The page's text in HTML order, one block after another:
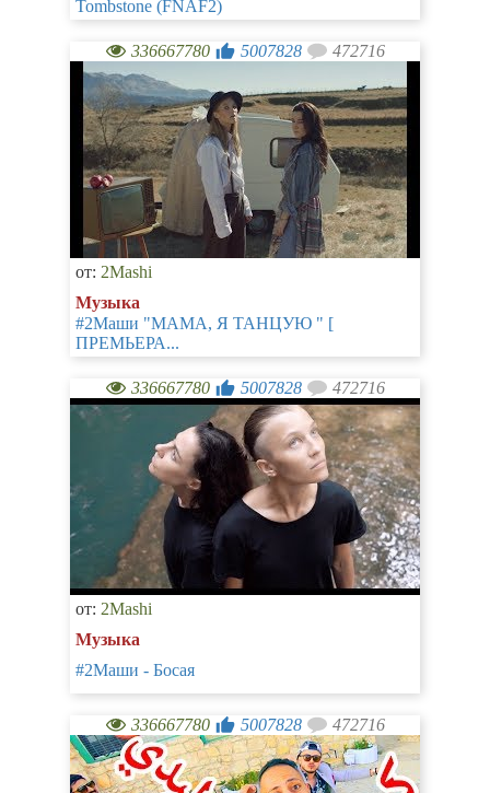
Tombstone (FNAF2)
336667780 5007828 472716
от: 2Mashi
Музыка
#2Маши "МАМА, Я ТАНЦУЮ " [
ПРЕМЬЕРА...
336667780 5007828 472716
от: 2Mashi
Музыка
#2Маши - Босая
336667780 5007828 472716